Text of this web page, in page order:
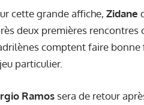
cette grande affiche, Zidane
deux premières
comptent faire bonne
particulier.
Ramos sera de retour